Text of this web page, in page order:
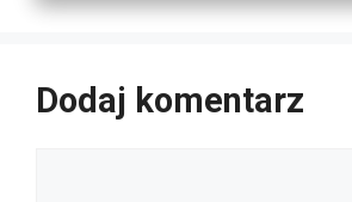
Dodaj komentarz